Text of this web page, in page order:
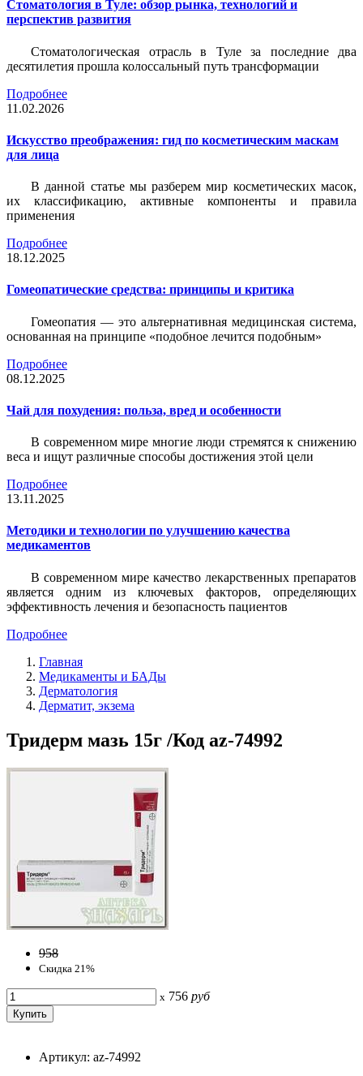
Стоматология в Туле: обзор рынка, технологий и
перспектив развития
Стоматологическая отрасль в Туле за последние два
десятилетия прошла колоссальный путь трансформации
Подробнее
11.02.2026
Искусство преображения: гид по косметическим маскам
для лица
В данной статье мы разберем мир косметических масок,
их классификацию, активные компоненты и правила
применения
Подробнее
18.12.2025
Гомеопатические средства: принципы и критика
Гомеопатия — это альтернативная медицинская система,
основанная на принципе «подобное лечится подобным»
Подробнее
08.12.2025
Чай для похудения: польза, вред и особенности
В современном мире многие люди стремятся к снижению
веса и ищут различные способы достижения этой цели
Подробнее
13.11.2025
Методики и технологии по улучшению качества
медикаментов
В современном мире качество лекарственных препаратов
является одним из ключевых факторов, определяющих
эффективность лечения и безопасность пациентов
Подробнее
Главная
Медикаменты и БАДы
Дерматология
Дерматит, экзема
Тридерм мазь 15г /Код az-74992
958
Скидка 21%
x 756 руб
Артикул: az-74992